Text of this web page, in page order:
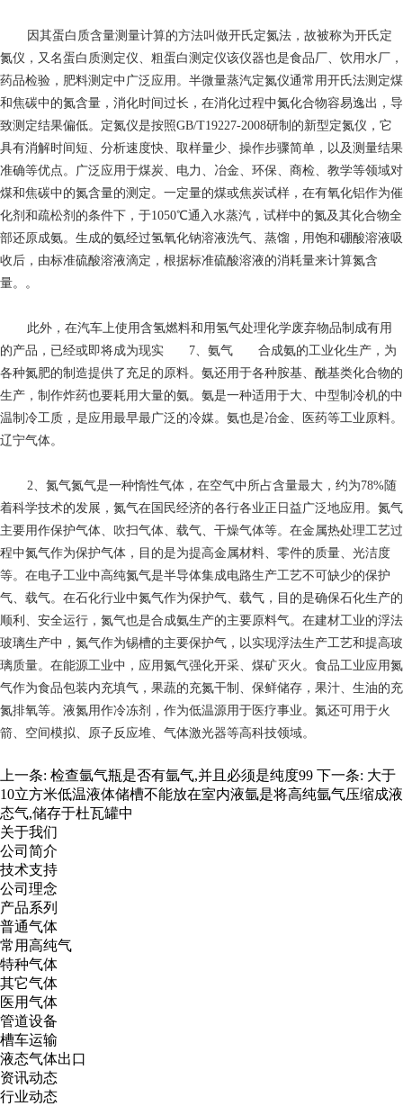
因其蛋白质含量测量计算的方法叫做开氏定氮法，故被称为开氏定
氮仪，又名蛋白质测定仪、粗蛋白测定仪该仪器也是食品厂、饮用水厂，
药品检验，肥料测定中广泛应用。半微量蒸汽定氮仪通常用开氏法测定煤
和焦碳中的氮含量，消化时间过长，在消化过程中氮化合物容易逸出，导
致测定结果偏低。定氮仪是按照GB/T19227-2008研制的新型定氮仪，它
具有消解时间短、分析速度快、取样量少、操作步骤简单，以及测量结果
准确等优点。广泛应用于煤炭、电力、冶金、环保、商检、教学等领域对
煤和焦碳中的氮含量的测定。一定量的煤或焦炭试样，在有氧化铝作为催
化剂和疏松剂的条件下，于1050℃通入水蒸汽，试样中的氮及其化合物全
部还原成氨。生成的氨经过氢氧化钠溶液洗气、蒸馏，用饱和硼酸溶液吸
收后，由标准硫酸溶液滴定，根据标准硫酸溶液的消耗量来计算氮含
量。。
此外，在汽车上使用含氢燃料和用氢气处理化学废弃物品制成有用
的产品，已经或即将成为现实 7、氨气 合成氨的工业化生产，为
各种氮肥的制造提供了充足的原料。氨还用于各种胺基、酰基类化合物的
生产，制作炸药也要耗用大量的氨。氨是一种适用于大、中型制冷机的中
温制冷工质，是应用最早最广泛的冷媒。氨也是冶金、医药等工业原料。
辽宁气体。
2、氮气氮气是一种惰性气体，在空气中所占含量最大，约为78%随
着科学技术的发展，氮气在国民经济的各行各业正日益广泛地应用。氮气
主要用作保护气体、吹扫气体、载气、干燥气体等。在金属热处理工艺过
程中氮气作为保护气体，目的是为提高金属材料、零件的质量、光洁度
等。在电子工业中高纯氮气是半导体集成电路生产工艺不可缺少的保护
气、载气。在石化行业中氮气作为保护气、载气，目的是确保石化生产的
顺利、安全运行，氮气也是合成氨生产的主要原料气。在建材工业的浮法
玻璃生产中，氮气作为锡槽的主要保护气，以实现浮法生产工艺和提高玻
璃质量。在能源工业中，应用氮气强化开采、煤矿灭火。食品工业应用氮
气作为食品包装内充填气，果蔬的充氮干制、保鲜储存，果汁、生油的充
氮排氧等。液氮用作冷冻剂，作为低温源用于医疗事业。氮还可用于火
箭、空间模拟、原子反应堆、气体激光器等高科技领域。
上一条: 检查氩气瓶是否有氩气,并且必须是纯度99 下一条: 大于
10立方米低温液体储槽不能放在室内液氩是将高纯氩气压缩成液
态气,储存于杜瓦罐中
关于我们
公司简介
技术支持
公司理念
产品系列
普通气体
常用高纯气
特种气体
其它气体
医用气体
管道设备
槽车运输
液态气体出口
资讯动态
行业动态